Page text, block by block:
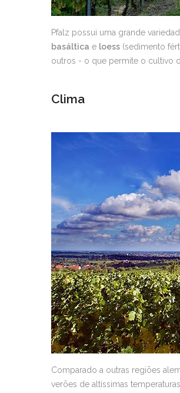
Pfalz possui uma grande
basáltica e loess (sedimento
outros - o que permite o cultivo
Clima
Comparado a outras regiões
verões de altíssimas